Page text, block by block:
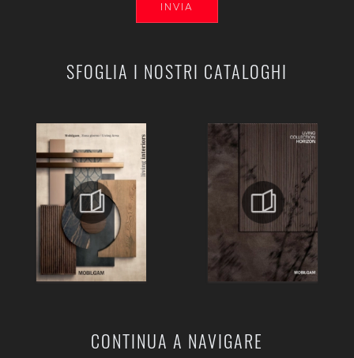
SFOGLIA I NOSTRI CATALOGHI
CONTINUA A NAVIGARE
INVIA